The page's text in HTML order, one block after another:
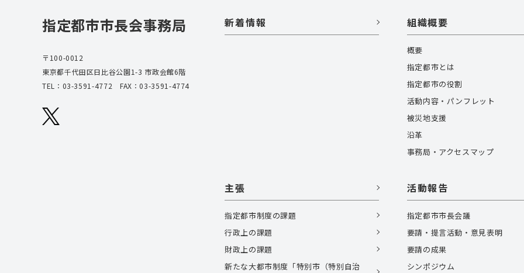
指定都市市長会事務局
〒100-0012
東京都千代田区日比谷公園1-3 市政会館6階
TEL： 03-3591-4772 FAX：03-3591-4774
新着情報 組織概要
概要
指定都市とは
指定都市の役割
活動内容・パンフレット
被災地支援
沿革
事務局・アクセスマップ
主張
指定都市制度の課題
行政上の課題
財政上の課題
新たな大都市制度「特別市（特別自治
活動報告
指定都市市長会議
要請・提言活動・意見表明
要請の成果
シンポジウム